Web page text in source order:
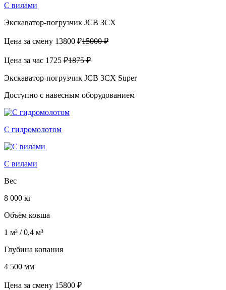
С вилами
Экскаватор-погрузчик JCB 3CX
Цена за смену 13800 ₽15000 ₽
Цена за час 1725 ₽1875 ₽
Экскаватор-погрузчик JCB 3CX Super
Доступно с навесным оборудованием
С гидромолотом
С вилами
Вес
8 000 кг
Объём ковша
1 м³ / 0,4 м³
Глубина копания
4 500 мм
Цена за смену 15800 ₽